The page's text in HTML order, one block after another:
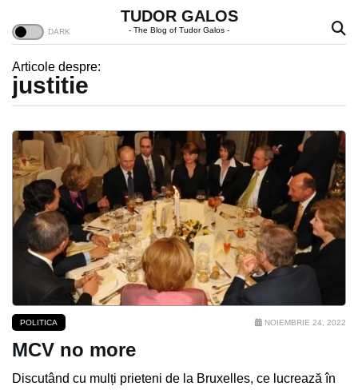
TUDOR GALOS
- The Blog of Tudor Galos -
Articole despre:
justitie
POLITICA NOIEMBRIE 24, 2022
MCV no more
Discutând cu mulți prieteni de la Bruxelles, ce lucrează în